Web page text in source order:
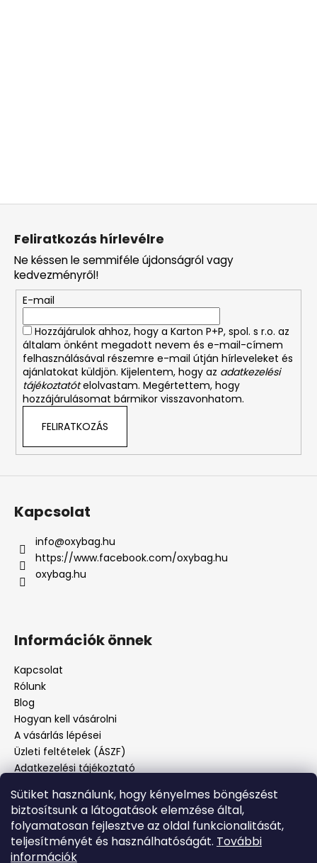
Sütiket használunk, hogy kényelmes böngészést
biztosítsunk a látogatások elemzése által,
folyamatosan fejlesztve az oldal funkcionalitását,
teljesítményét és használhatóságát. További
információk
L
Feliratkozás hírlevélre
Ne késsen le semmiféle újdonságról vagy
kedvezményről!
E-mail
Hozzájárulok ahhoz, hogy a Karton P+P, spol. s r.o. az
általam önként megadott nevem és e-mail-címem
felhasználásával részemre e-mail útján hírleveleket és
ajánlatokat küldjön. Kijelentem, hogy az adatkezelési
tájékoztatótelolvastam. Megértettem, hogy
hozzájárulásomat bármikor visszavonhatom.
FELIRATKOZÁS
Kapcsolat
info@oxybag.hu
https://www.facebook.com/oxybag.hu
oxybag.hu
Információk önnek
Kapcsolat
Rólunk
Blog
Hogyan kell vásárolni
A vásárlás lépései
Üzleti feltételek (ÁSZF)
Adatkezelési tájékoztató
Panaszjelenté
Facebook